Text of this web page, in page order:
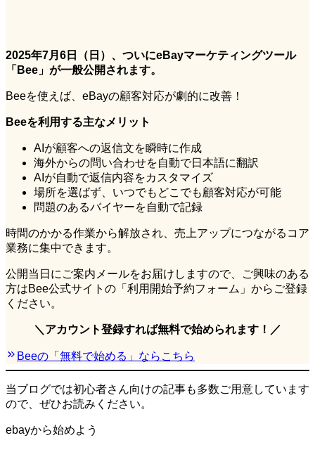
2025年7月6日（日） 、ついにeBayマーケティングツール
「Bee」が一般公開されます。
Beeを使えば、eBayの顧客対応が劇的に改善！
Beeを利用する主なメリット
AIが顧客への返信文を瞬時に作成
海外からの問い合わせを自動で日本語に翻訳
AIが自動で返信内容をカスタマイズ
場所を選ばず、いつでもどこでも顧客対応が可能
問題のあるバイヤーを自動で記録
時間のかかる作業から解放され、売上アップにつながるコア
業務に集中できます。
公開当日にご案内メールをお届けしますので、ご興味のある
方はBee公式サイトの「利用開始予約フォーム」からご登録
ください。
＼アカウント登録すれば無料で始められます！／
Beeの「無料で始める」ならこちら
当ブログでは初心者さん向けの記事も多数ご用意しています
ので、ぜひお読みください。
ebayから始めよう